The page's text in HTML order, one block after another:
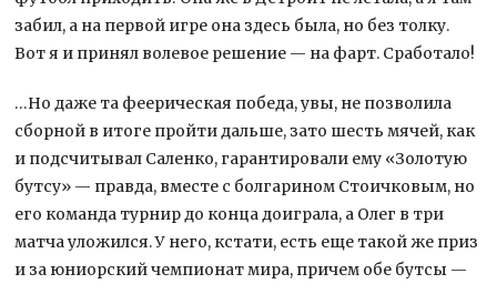
забил, а на первой игре она здесь была, но без толку.
Вот я и принял волевое решение — на фарт. Сработало!
…Но даже та феерическая победа, увы, не позволила
сборной в итоге пройти дальше, зато шесть мячей, как
и подсчитывал Саленко, гарантировали ему «Золотую
бутсу» — правда, вместе с болгарином Стоичковым, но
его команда турнир до конца доиграла, а Олег в три
матча уложился. У него, кстати, есть еще такой же приз
и за юниорский чемпионат мира, причем обе бутсы —